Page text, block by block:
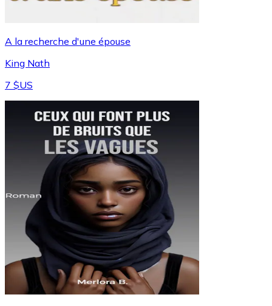
A la recherche d'une épouse
King Nath
7 $US